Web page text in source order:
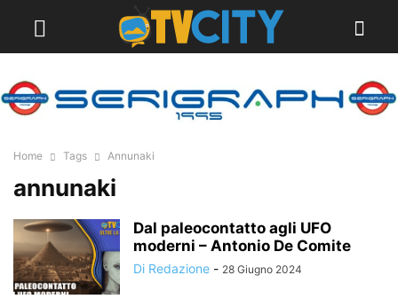
Home Tags Annunaki
annunaki
Dal paleocontatto agli UFO
moderni – Antonio De Comite
Di Redazione - 28 Giugno 2024